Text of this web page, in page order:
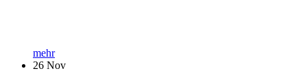
mehr
26 Nov